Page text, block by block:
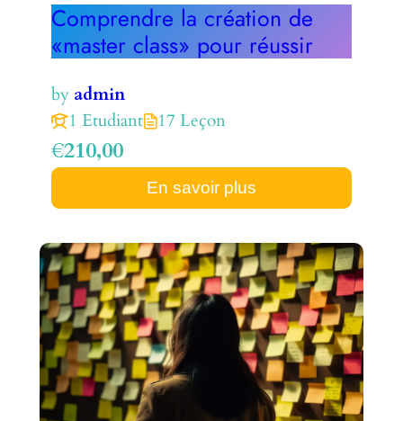
Comprendre la création de
«master class» pour réussir
by admin
1 Etudiant
17 Leçon
€210,00
En savoir plus